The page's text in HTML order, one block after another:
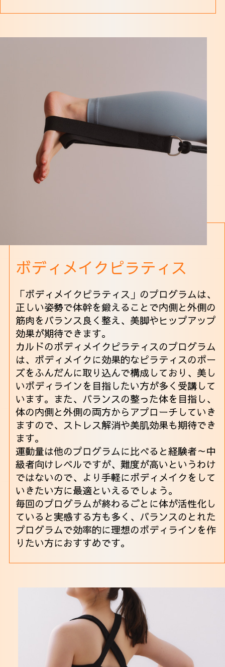
ボディメイクピラティス
「ボディメイクピラティス」のプログラムは、
正しい姿勢で体幹を鍛えることで内側と外側の
筋肉をバランス良く整え、美脚やヒップアップ
効果が期待できます。
カルドのボディメイクピラティスのプログラム
は、ボディメイクに効果的なピラティスのポー
ズをふんだんに取り込んで構成しており、美し
いボディラインを目指したい方が多く受講して
います。また、バランスの整った体を目指し、
体の内側と外側の両方からアプローチしていき
ますので、ストレス解消や美肌効果も期待でき
ます。
運動量は他のプログラムに比べると経験者～中
級者向けレベルですが、難度が高いというわけ
ではないので、より手軽にボディメイクをして
いきたい方に最適といえるでしょう。
毎回のプログラムが終わるごとに体が活性化し
ていると実感する方も多く、バランスのとれた
プログラムで効率的に理想のボディラインを作
りたい方におすすめです。